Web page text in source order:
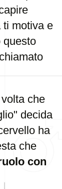
ti motiva e
questo
che
decida
ha
che
con